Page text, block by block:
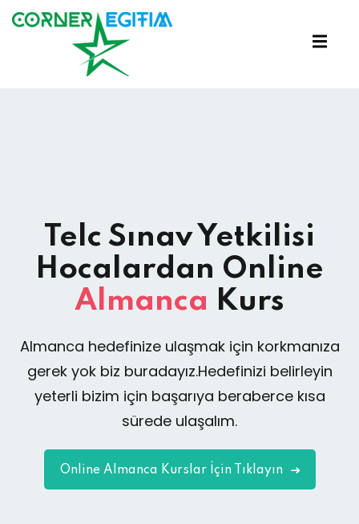
Telc Sınav Yetkilisi
Hocalardan Online
Almanca Kurs
Almanca hedefinize ulaşmak için korkmanıza
gerek yok biz buradayız.Hedefinizi belirleyin
yeterli bizim için başarıya beraberce kısa
sürede ulaşalım.
Online Almanca Kurslar İçin Tıklayın
Sign in
Remember me Lost your password?